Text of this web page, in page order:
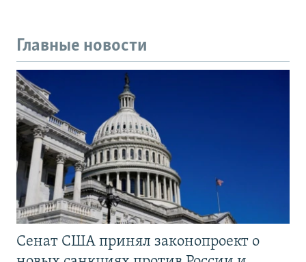
Главные новости
Сенат США принял законопроект о